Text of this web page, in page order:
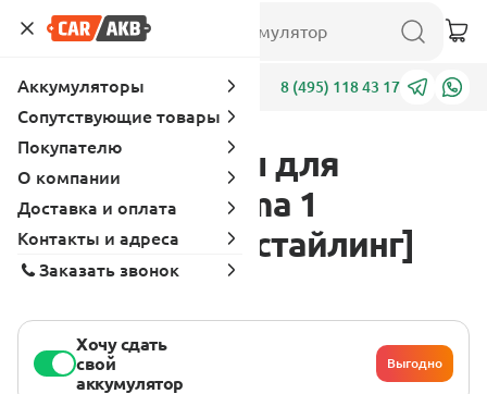
Адреса 8 (495) 118 43 17
Аккумуляторы для
Chevrolet Prisma 1
поколение [рестайлинг]
2011 - 2013
Хочу сдать
свой
аккумулятор
Выгодно
Аккумуляторы
Сопутствующие товары
Покупателю
О компании
Доставка и оплата
Контакты и адреса
Заказать звонок